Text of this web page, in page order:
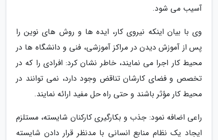
آسیب می شود.
وی با بیان اینکه نیروی کار، ایده ها و روش های نوین را
پس از آموزش دیدن در مراکز آموزشی، فنی و دانشگاه ها در
محیط کار اجرا می نمایند، خاطر نشان کرد: افرادی را که در
تخصص و فضای کارشان تناقض وجود دارد، نمی توانند در
محیط کار مؤثر باشند و حتی راه حل مفید ارائه نمایند.
راعی اضافه نمود: جذب و بکارگیری کارکنان شایسته، مستلزم
ایجاد یک نظام منابع انسانی با مدنظر قرار دادن شایسته